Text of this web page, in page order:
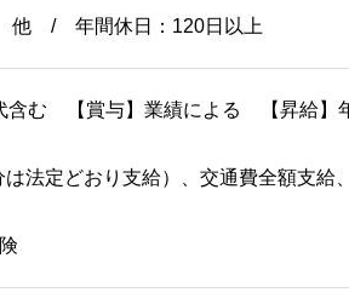
他 / 年間休日：120日以上
む 【賞与】業績による 【昇給】
法定どおり支給）、交通費全額支給